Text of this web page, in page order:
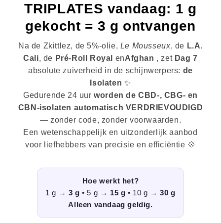
TRIPLATES vandaag: 1 g
gekocht = 3 g ontvangen
Na de Zkittlez, de 5%-olie, Le Mousseux, de L.A.
Cali, de Pré-Roll Royal enAfghan , zet Dag 7
absolute zuiverheid in de schijnwerpers: de
Isolaten ✨
Gedurende 24 uurworden de CBD-, CBG- en
CBN-isolaten automatisch VERDRIEVOUDIGD
— zonder code, zonder voorwaarden.
Een wetenschappelijk en uitzonderlijk aanbod
voor liefhebbers van precisie en efficiëntie 💠
Hoe werkt het?
1 g → 3 g • 5 g → 15 g • 10 g →30 g
Alleen vandaag geldig.